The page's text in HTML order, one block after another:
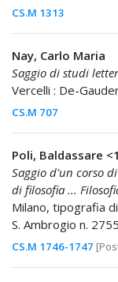
CS.M 1313
Nay, Carlo Maria
Saggio di studi
Vercelli : De-
CS.M 707
Poli, Baldassare
Saggio d'un corso
di filosofia ...
Milano, tipografia
S. Ambrogio n.
CS.M 1746-1747